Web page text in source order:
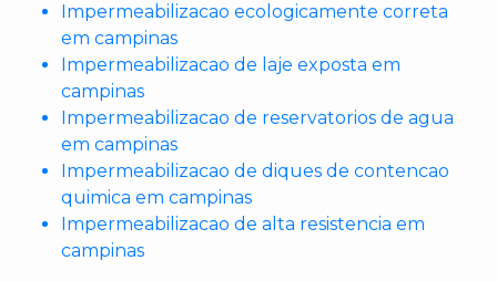
Impermeabilizacao ecologicamente correta
em campinas
Impermeabilizacao de laje exposta em
campinas
Impermeabilizacao de reservatorios de agua
em campinas
Impermeabilizacao de diques de contencao
quimica em campinas
Impermeabilizacao de alta resistencia em
campinas